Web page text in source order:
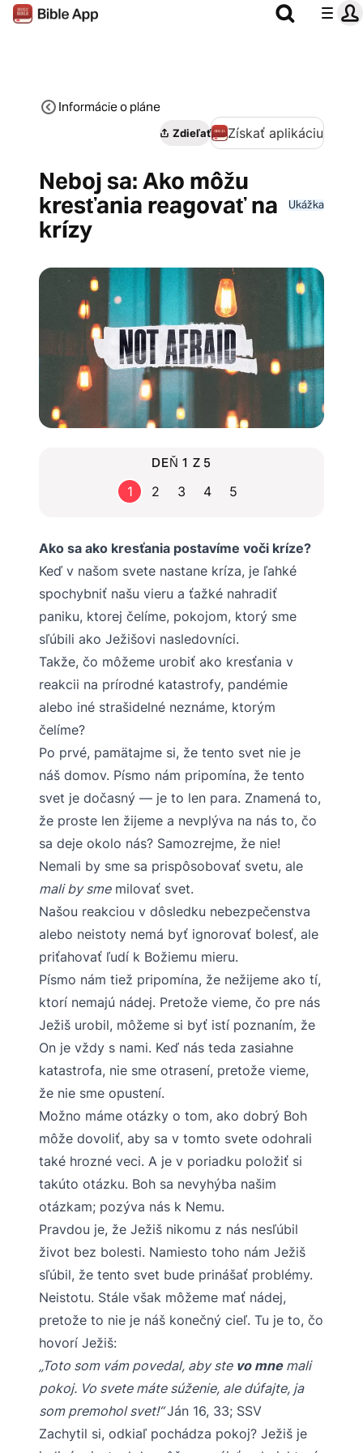
Informácie o pláne
Zdieľať Získať aplikáciu
Neboj sa: Ako môžu
kresťania reagovať na
krízy
Ukážka
DEŇ 1 Z 5
1 2 3 4 5
Ako sa ako kresťania postavíme voči kríze?
Keď v našom svete nastane kríza, je ľahké
spochybniť našu vieru a ťažké nahradiť
paniku, ktorej čelíme, pokojom, ktorý sme
sľúbili ako Ježišovi nasledovníci.
Takže, čo môžeme urobiť ako kresťania v
reakcii na prírodné katastrofy, pandémie
alebo iné strašidelné neznáme, ktorým
čelíme?
Po prvé, pamätajme si, že tento svet nie je
náš domov. Písmo nám pripomína, že tento
svet je dočasný — je to len para. Znamená to,
že proste len žijeme a nevplýva na nás to, čo
sa deje okolo nás? Samozrejme, že nie!
Nemali by sme sa prispôsobovať svetu, ale
mali by smemilovať svet.
Našou reakciou v dôsledku nebezpečenstva
alebo neistoty nemá byť ignorovať bolesť, ale
priťahovať ľudí k Božiemu mieru.
Písmo nám tiež pripomína, že nežijeme ako tí,
ktorí nemajú nádej. Pretože vieme, čo pre nás
Ježiš urobil, môžeme si byť istí poznaním, že
On je vždy s nami. Keď nás teda zasiahne
katastrofa, nie sme otrasení, pretože vieme,
že nie sme opustení.
Možno máme otázky o tom, ako dobrý Boh
môže dovoliť, aby sa v tomto svete odohrali
také hrozné veci. A je v poriadku položiť si
takúto otázku. Boh sa nevyhýba našim
otázkam; pozýva nás k Nemu.
Pravdou je, že Ježiš nikomu z nás nesľúbil
život bez bolesti. Namiesto toho nám Ježiš
sľúbil, že tento svet bude prinášať problémy.
Neistotu. Stále však môžeme mať nádej,
pretože to nie je náš konečný cieľ. Tu je to, čo
hovorí Ježiš:
„Toto som vám povedal, aby ste vo mnemali
pokoj. Vo svete máte súženie, ale dúfajte, ja
som premohol svet!“Ján 16, 33; SSV
Zachytil si, odkiaľ pochádza pokoj? Ježiš je